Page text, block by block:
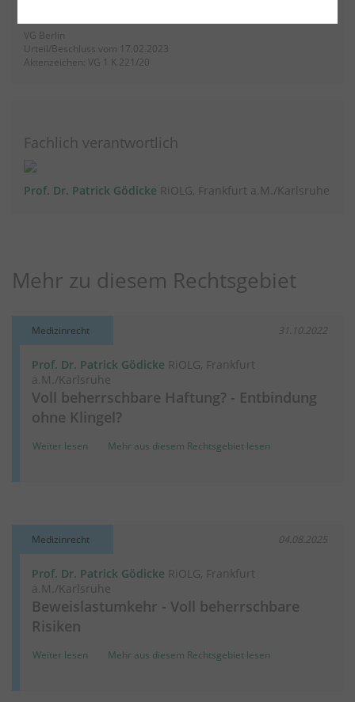
VG Berlin
Urteil/Beschluss vom 17.02.2023
Aktenzeichen: VG 1 K 221/20
Fachlich verantwortlich
Prof. Dr. Patrick Gödicke RiOLG, Frankfurt a.M./Karlsruhe
Mehr zu diesem Rechtsgebiet
Medizinrecht 31.10.2022
Prof. Dr. Patrick Gödicke RiOLG, Frankfurt
a.M./Karlsruhe
Voll beherrschbare Haftung? - Entbindung
ohne Klingel?
Weiter lesen Mehr aus diesem Rechtsgebiet lesen
Medizinrecht 04.08.2025
Prof. Dr. Patrick Gödicke RiOLG, Frankfurt
a.M./Karlsruhe
Beweislastumkehr - Voll beherrschbare
Risiken
Weiter lesen Mehr aus diesem Rechtsgebiet lesen